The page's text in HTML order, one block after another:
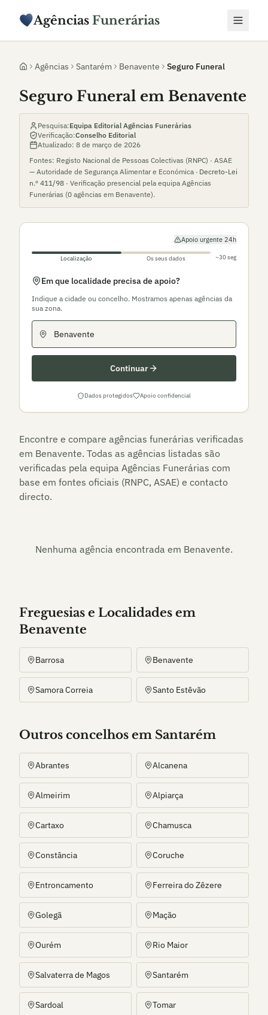
Agências Funerárias
Agências Santarém Benavente Seguro Funeral
Seguro Funeral em Benavente
Pesquisa:Equipa Editorial Agências Funerárias
Verificação:Conselho Editorial
Atualizado: 8 de março de 2026
Fontes: Registo Nacional de Pessoas Colectivas (RNPC) · ASAE
— Autoridade de Segurança Alimentar e Económica · Decreto-Lei
n.º 411/98 · Verificação presencial pela equipa Agências
Funerárias (0 agências em Benavente).
Apoio urgente 24h
Localização Os seus dados ~30 seg
Em que localidade precisa de apoio?
Indique a cidade ou concelho. Mostramos apenas agências da
sua zona.
Continuar
Dados protegidos Apoio confidencial
Encontre e compare agências funerárias verificadas
em Benavente. Todas as agências listadas são
verificadas pela equipa Agências Funerárias com
base em fontes oficiais (RNPC, ASAE) e contacto
directo.
Nenhuma agência encontrada em Benavente.
Freguesias e Localidades em
Benavente
Barrosa Benavente
Samora Correia Santo Estêvão
Outros concelhos em Santarém
Abrantes Alcanena
Almeirim Alpiarça
Cartaxo Chamusca
Constância Coruche
Entroncamento Ferreira do Zêzere
Golegã Mação
Ourém Rio Maior
Salvaterra de Magos Santarém
Sardoal Tomar